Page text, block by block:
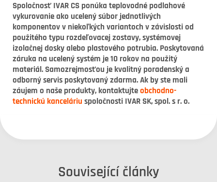
Spoločnosť IVAR CS ponúka teplovodné podlahové
vykurovanie ako ucelený súbor jednotlivých
komponentov v niekoľkých variantoch v závislosti od
použitého typu rozdeľovacej zostavy, systémovej
izolačnej dosky alebo plastového potrubia. Poskytovaná
záruka na ucelený systém je 10 rokov na použitý
materiál. Samozrejmosťou je kvalitný poradenský a
odborný servis poskytovaný zdarma. Ak by ste mali
záujem o naše produkty, kontaktujteobchodno-
technickú kanceláriu spoločnosti IVAR SK, spol. s r. o.
Související články